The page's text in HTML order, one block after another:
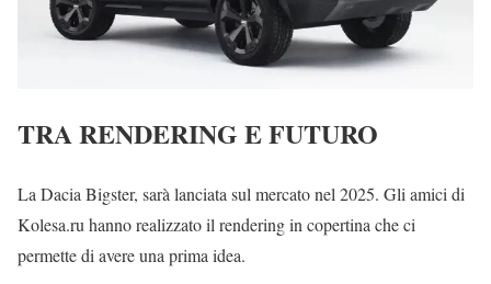
TRA RENDERING E FUTURO
La Dacia Bigster, sarà lanciata sul mercato nel 2025. Gli amici di
Kolesa.ru hanno realizzato il rendering in copertina che ci
permette di avere una prima idea.